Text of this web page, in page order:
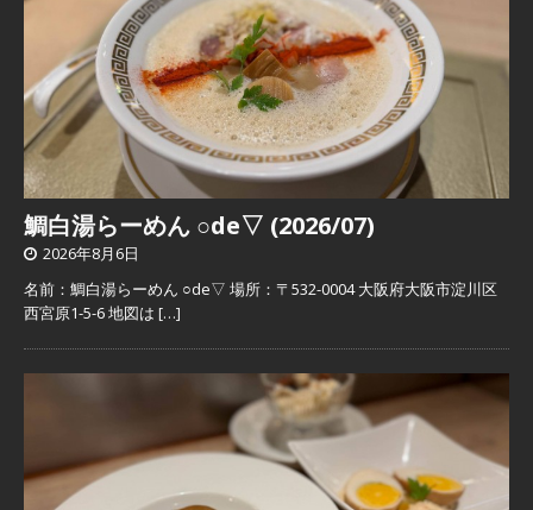
鯛白湯らーめん ○de▽ (2026/07)
2026年8月6日
名前：鯛白湯らーめん ○de▽ 場所：〒532-0004 大阪府大阪市淀川区
西宮原1-5-6 地図は […]